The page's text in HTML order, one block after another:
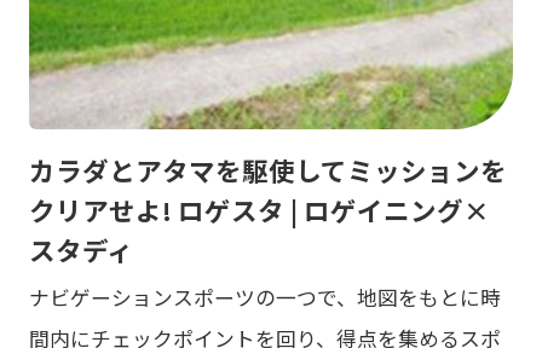
カラダとアタマを駆使してミッションを
クリアせよ! ロゲスタ | ロゲイニング×
スタディ
ナビゲーションスポーツの一つで、地図をもとに時
間内にチェックポイントを回り、得点を集めるスポ